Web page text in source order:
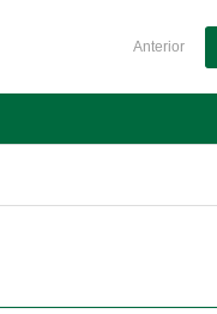
Anterior